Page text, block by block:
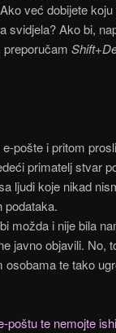
već dobijete
svidjela? Ako bi,
pošte i pritom
primatelj stvar
ljudi koje nikad
podataka.
možda i nije bila
javno objavili. No,
te tako
te nemojte